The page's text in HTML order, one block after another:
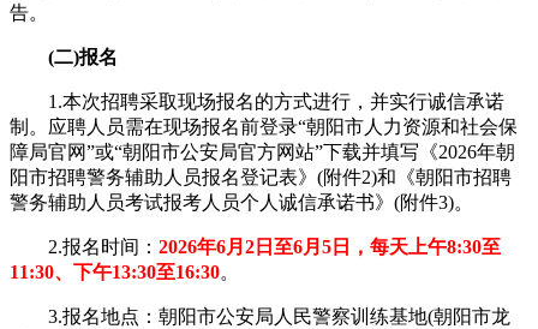
告。
(二)报名
1.本次招聘采取现场报名的方式进行，并实行诚信承诺
制。应聘人员需在现场报名前登录“朝阳市人力资源和社会保
障局官网”或“朝阳市公安局官方网站”下载并填写《2026年朝
阳市招聘警务辅助人员报名登记表》(附件2)和《朝阳市招聘
警务辅助人员考试报考人员个人诚信承诺书》(附件3)。
2.报名时间： 2026年6月2日至6月5日，每天上午8:30至
11:30、下午13:30至16:30。
3.报名地点：朝阳市公安局人民警察训练基地(朝阳市龙